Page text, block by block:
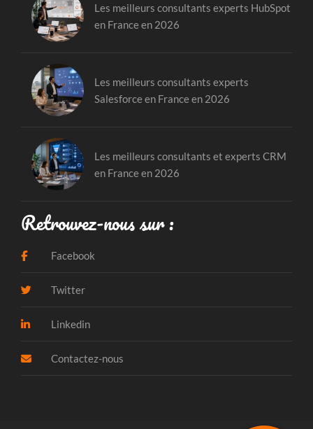
Les meilleurs consultants experts HubSpot
en France en 2026
Les meilleurs consultants experts
Salesforce en France en 2026
Les meilleurs consultants et experts CRM
en France en 2026
Retrouvez-nous sur :
Facebook
Twitter
Linkedin
Contactez-nous